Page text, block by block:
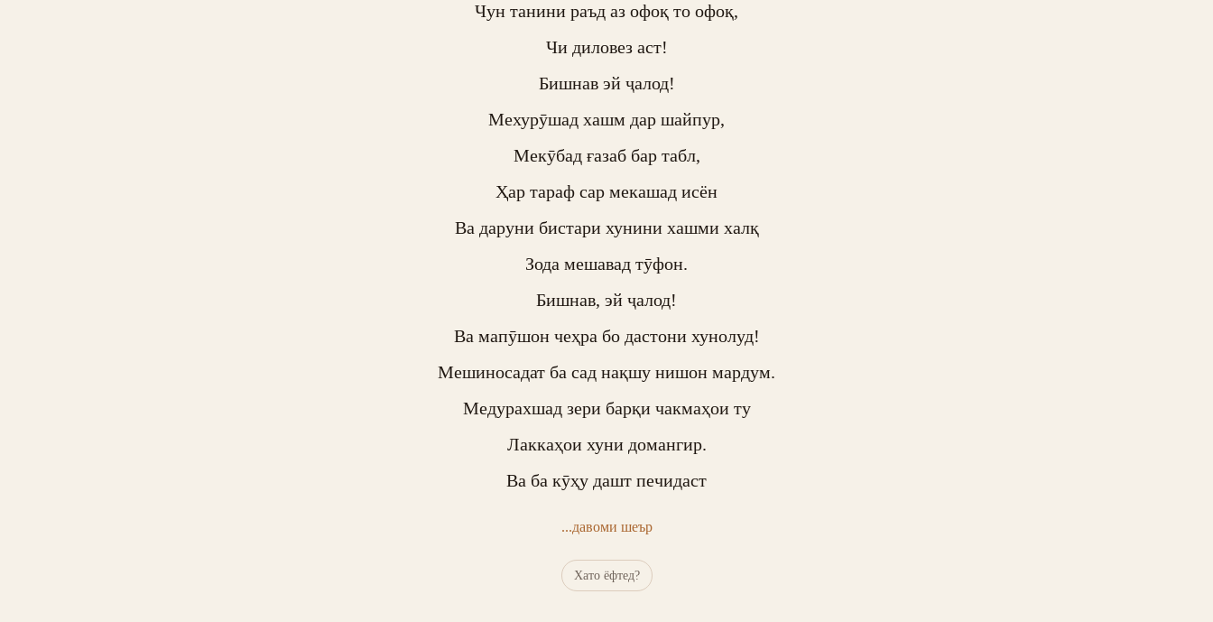
Чун танини раъд аз офоқ то офоқ,
Чи диловез аст!
Бишнав эй ҷалод!
Мехурӯшад хашм дар шайпур,
Мекӯбад ғазаб бар табл,
Ҳар тараф сар мекашад исён
Ва даруни бистари хунини хашми халқ
Зода мешавад тӯфон.
Бишнав, эй ҷалод!
Ва мапӯшон чеҳра бо дастони хунолуд!
Мешиносадат ба сад нақшу нишон мардум.
Медурахшад зери барқи чакмаҳои ту
Лаккаҳои хуни домангир.
Ва ба кӯҳу дашт печидаст
...давоми шеър
Хато ёфтед?